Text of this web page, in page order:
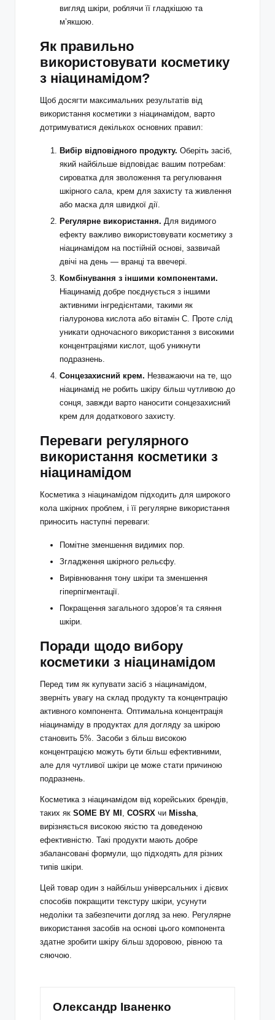
вигляд шкіри, роблячи її гладкішою та
м’якшою.
Як правильно
використовувати косметику
з ніацинамідом?
Щоб досягти максимальних результатів від
використання косметики з ніацинамідом, варто
дотримуватися декількох основних правил:
Вибір відповідного продукту. Оберіть засіб,
який найбільше відповідає вашим потребам:
сироватка для зволоження та регулювання
шкірного сала, крем для захисту та живлення
або маска для швидкої дії.
Регулярне використання. Для видимого
ефекту важливо використовувати косметику з
ніацинамідом на постійній основі, зазвичай
двічі на день — вранці та ввечері.
Комбінування з іншими компонентами.
Ніацинамід добре поєднується з іншими
активними інгредієнтами, такими як
гіалуронова кислота або вітамін С. Проте слід
уникати одночасного використання з високими
концентраціями кислот, щоб уникнути
подразнень.
Сонцезахисний крем. Незважаючи на те, що
ніацинамід не робить шкіру більш чутливою до
сонця, завжди варто наносити сонцезахисний
крем для додаткового захисту.
Переваги регулярного
використання косметики з
ніацинамідом
Косметика з ніацинамідом підходить для широкого
кола шкірних проблем, і її регулярне використання
приносить наступні переваги:
Помітне зменшення видимих пор.
Згладження шкірного рельєфу.
Вирівнювання тону шкіри та зменшення
гіперпігментації.
Покращення загального здоров’я та сяяння
шкіри.
Поради щодо вибору
косметики з ніацинамідом
Перед тим як купувати засіб з ніацинамідом,
зверніть увагу на склад продукту та концентрацію
активного компонента. Оптимальна концентрація
ніацинаміду в продуктах для догляду за шкірою
становить 5%. Засоби з більш високою
концентрацією можуть бути більш ефективними,
але для чутливої шкіри це може стати причиною
подразнень.
Косметика з ніацинамідом від корейських брендів,
таких як SOME BY MI , COSRX чи Missha,
вирізняється високою якістю та доведеною
ефективністю. Такі продукти мають добре
збалансовані формули, що підходять для різних
типів шкіри.
Цей товар один з найбільш універсальних і дієвих
способів покращити текстуру шкіри, усунути
недоліки та забезпечити догляд за нею. Регулярне
використання засобів на основі цього компонента
здатне зробити шкіру більш здоровою, рівною та
сяючою.
Олександр Іваненко